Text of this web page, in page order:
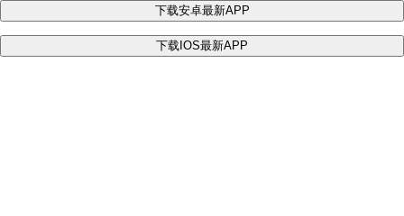
下载安卓最新APP
下载IOS最新APP